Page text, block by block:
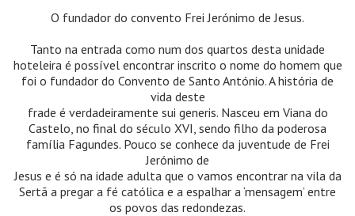
O fundador do convento Frei Jerónimo de Jesus.
Tanto na entrada como num dos quartos desta unidade
hoteleira é possível encontrar inscrito o nome do homem que
foi o fundador do Convento de Santo António. A história de
vida deste
frade é verdadeiramente sui generis. Nasceu em Viana do
Castelo, no final do século XVI, sendo filho da poderosa
família Fagundes. Pouco se conhece da juventude de Frei
Jerónimo de
Jesus e é só na idade adulta que o vamos encontrar na vila da
Sertã a pregar a fé católica e a espalhar a ‘mensagem’ entre
os povos das redondezas.